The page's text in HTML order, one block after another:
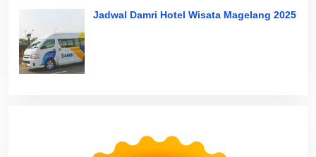
Jadwal Damri Hotel Wisata Magelang 2025